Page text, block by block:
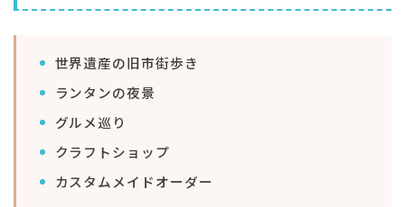
世界遺産の旧市街歩き
ランタンの夜景
グルメ巡り
クラフトショップ
カスタムメイドオーダー